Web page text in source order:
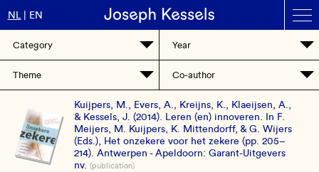
NL EN
Contact
Kuijpers, M., Evers, A., Kreijns, K., Klaeijsen, A.,
& Kessels, J. (2014). Leren (en) innoveren. In F.
Meijers, M. Kuijpers, K. Mittendorff, & G. Wijers
(Eds.), Het onzekere voor het zekere (pp. 205–
214). Antwerpen - Apeldoorn: Garant-Uitgevers
nv. (publication)